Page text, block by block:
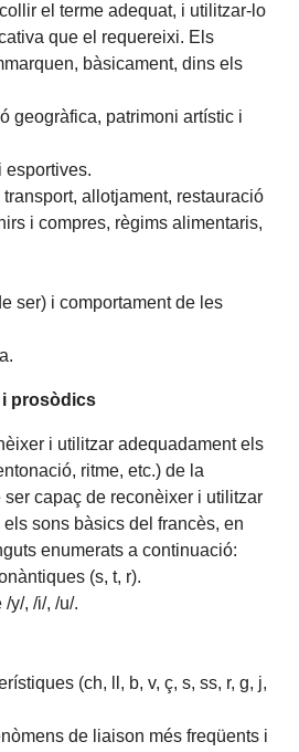
el terme adequat, i utilitzar-lo
que el requereixi. Els
bàsicament, dins els
geogràfica, patrimoni artístic i
esportives.
allotjament, restauració
i compres, règims alimentaris,
ser) i comportament de les
prosòdics
i utilitzar adequadament els
ritme, etc.) de la
ser capaç de reconèixer i utilitzar
sons bàsics del francès, en
enumerats a continuació:
(s, t, r).
y/, /i/, /u/.
(ch, ll, b, v, ç, s, ss, r, g, j,
de liaison més freqüents i